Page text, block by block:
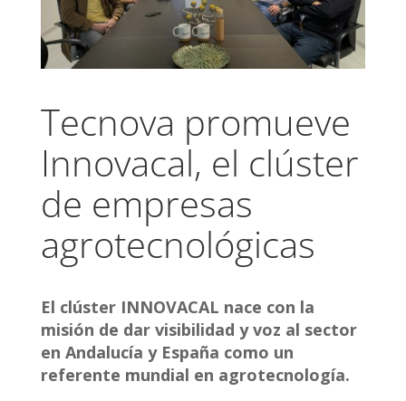
Tecnova promueve
Innovacal, el clúster
de empresas
agrotecnológicas
El clúster INNOVACAL nace con la
misión de dar visibilidad y voz al sector
en Andalucía y España como un
referente mundial en agrotecnología.